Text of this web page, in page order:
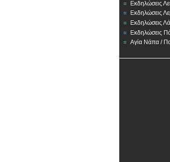
Εκδηλώσεις
Εκδηλώσεις
Εκδηλώσεις
Εκδηλώσεις
Αγία Νάπα /